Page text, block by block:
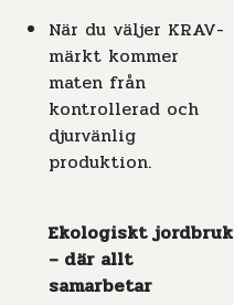
När du väljer KRAV-
märkt kommer
maten från
kontrollerad och
djurvänlig
produktion.
Ekologiskt jordbruk
– där allt
samarbetar